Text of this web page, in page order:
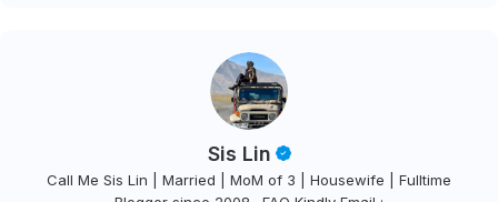
Sis Lin
Call Me Sis Lin | Married | MoM of 3 | Housewife | Fulltime